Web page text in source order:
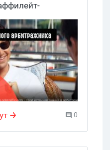
больше с
помочь и
которые
в работе.
0